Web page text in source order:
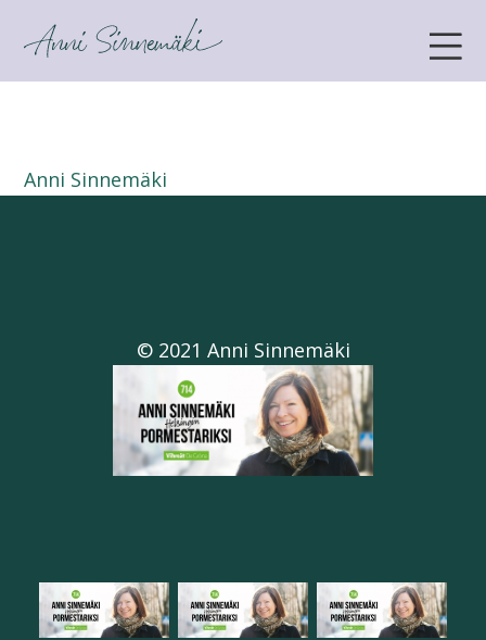
ANNI SINNEMÄKI
Anni Sinnemäki
© 2021 Anni Sinnemäki